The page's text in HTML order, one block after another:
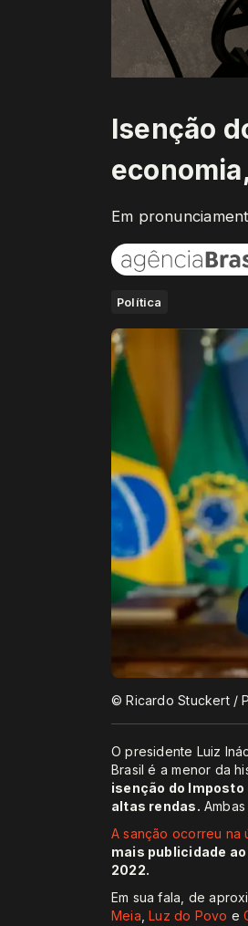
Isenção
Em
Política
© Ricardo Stuckert /
O presidente Luiz
Brasil é a menor da
isenção do Imposto
altas rendas.
A sanção ocorreu na
mais publicidade
2022.
Em sua fala, de
Meia ,Luz do Povo e